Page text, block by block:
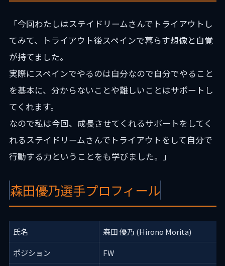
「今回わたしはステイドリームさんでトライアウトし
てみて、トライアウト後スペインで暮らす想像と自覚
が持てました。
実際にスペインでやるのは自分なので自分でやること
を基本に、分からないことや難しいことはサポートし
てくれます。
なので私は今回、成長させてくれるサポートをしてく
れるステイドリームさんでトライアウトをして自分で
行動する力ということをも学びました。」
森田優乃選手プロフィール
氏名
森田 優乃 (Hirono Morita)
ポジション
FW